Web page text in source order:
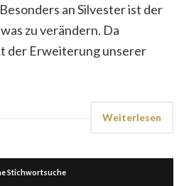
an Silvester ist der
zu verändern. Da
der Erweiterung unserer
Weiterlesen
Stichwortsuche